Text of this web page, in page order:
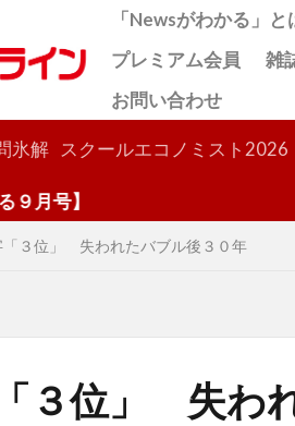
「Newsがわかる」と
プレミアム会員
雑
お問い合わせ
氷解 スクールエコノミスト2026
「３位」 失われたバブル後３０年
３位」 失わ